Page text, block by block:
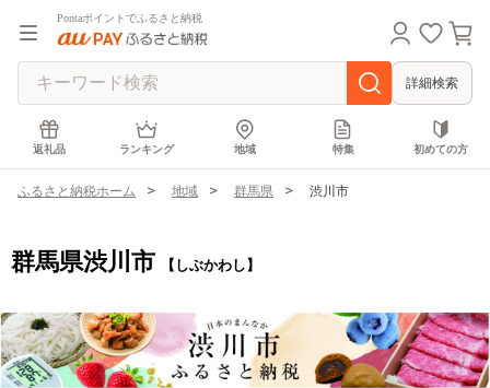
Pontaポイントでふるさと納税
詳細検索
返礼品 ランキング 地域 特集 初めての方
ふるさと納税ホーム 地域 群馬県 渋川市
群馬県渋川市 【しぶかわし】